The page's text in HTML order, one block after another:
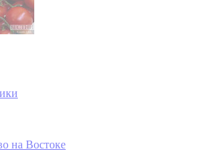
на Востоке